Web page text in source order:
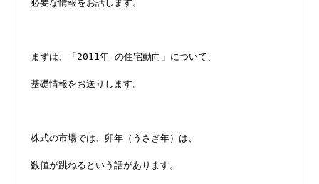
必要な情報をお話します。
まずは、「2011年 の住宅動向」について、
基礎情報をお送りします。
株式の市場では、卯年（うさぎ年）は、
数値が跳ねるという話があります。